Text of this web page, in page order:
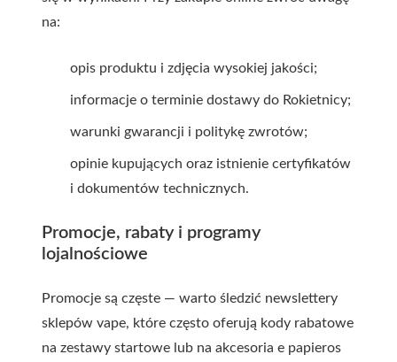
na:
opis produktu i zdjęcia wysokiej jakości;
informacje o terminie dostawy do Rokietnicy;
warunki gwarancji i politykę zwrotów;
opinie kupujących oraz istnienie certyfikatów
i dokumentów technicznych.
Promocje, rabaty i programy
lojalnościowe
Promocje są częste — warto śledzić newslettery
sklepów vape, które często oferują kody rabatowe
na zestawy startowe lub na akcesoria e papieros